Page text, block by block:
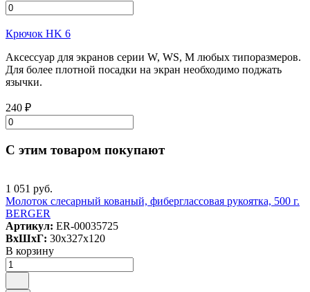
Крючок HK 6
Аксессуар для экранов серии W, WS, M любых типоразмеров.
Для более плотной посадки на экран необходимо поджать
язычки.
240 ₽
С этим товаром покупают
1 051 руб.
Молоток слесарный кованый, фиберглассовая рукоятка, 500 г.
BERGER
Артикул: ER-00035725
ВxШxГ: 30x327x120
В корзину